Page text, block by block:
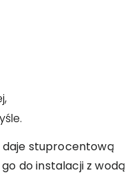
daje stuprocentową
do instalacji z wodą